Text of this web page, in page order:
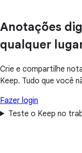
Anotações
qualquer
Crie e compartilhe
Keep. Tudo que você
Fazer login
Teste o Keep no